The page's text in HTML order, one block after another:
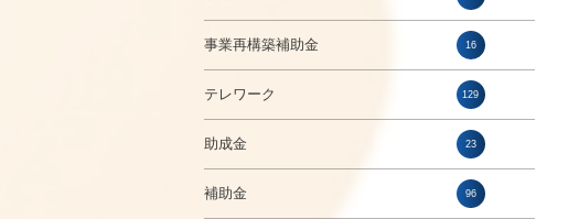
事業再構築補助金 16
テレワーク 129
助成金 23
補助金 96